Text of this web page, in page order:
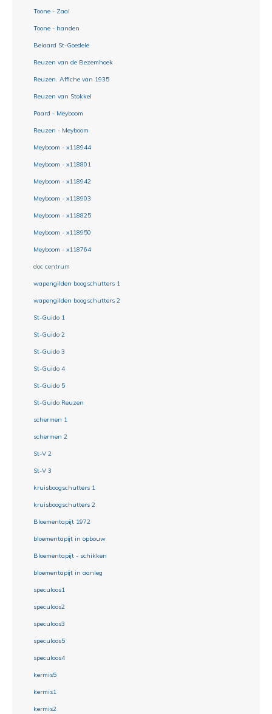
Toone - Zaal
Toone - handen
Beiaard St-Goedele
Reuzen van de Bezemhoek
Reuzen. Affiche van 1935
Reuzen van Stokkel
Paard - Meyboom
Reuzen - Meyboom
Meyboom - x118944
Meyboom - x118801
Meyboom - x118942
Meyboom - x118903
Meyboom - x118825
Meyboom - x118950
Meyboom - x118764
doc centrum
wapengilden boogschutters 1
wapengilden boogschutters 2
St-Guido 1
St-Guido 2
St-Guido 3
St-Guido 4
St-Guido 5
St-Guido Reuzen
schermen 1
schermen 2
St-V 2
St-V 3
kruisboogschutters 1
kruisboogschutters 2
Bloementapijt 1972
bloementapijt in opbouw
Bloementapijt - schikken
bloementapijt in aanleg
speculoos1
speculoos2
speculoos3
speculoos5
speculoos4
kermis5
kermis1
kermis2